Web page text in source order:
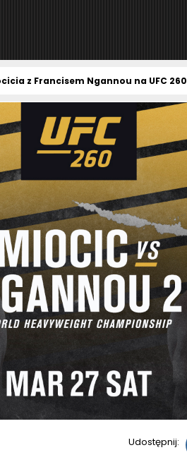
z Francisem Ngannou na UFC 260
Udostępnij: